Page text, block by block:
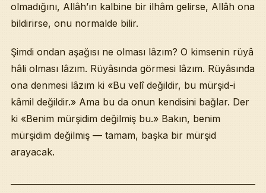
olmadığını, Allâh’ın kalbine bir ilhâm gelirse, Allâh ona
bildirirse, onu normalde bilir.
Şimdi ondan aşağısı ne olması lâzım? O kimsenin rüyâ
hâli olması lâzım. Rüyâsında görmesi lâzım. Rüyâsında
ona denmesi lâzım ki «Bu velî değildir, bu mürşid-i
kâmil değildir.» Ama bu da onun kendisini bağlar. Der
ki «Benim mürşidim değilmiş bu.» Bakın, benim
mürşidim değilmiş — tamam, başka bir mürşid
arayacak.